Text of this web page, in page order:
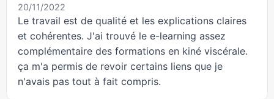
20/11/2022
Le travail est de qualité et les explications claires
et cohérentes. J'ai trouvé le e-learning assez
complémentaire des formations en kiné viscérale.
ça m'a permis de revoir certains liens que je
n'avais pas tout à fait compris.